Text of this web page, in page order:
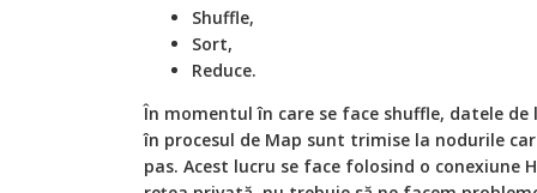
Shuffle,
Sort,
Reduce.
În momentul în care se face shuffle, datele
în procesul de Map sunt trimise la nodurile
pas. Acest lucru se face folosind o conexiune